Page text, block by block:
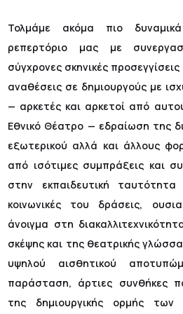
Τολμάμε ακόμα πιο
ρεπερτόριο μας με
σύγχρονες σκηνικές
αναθέσεις σε δημιουργούς με
— αρκετές και αρκετοί από
Εθνικό Θέατρο — εδραίωση της
εξωτερικού αλλά και άλλους
από ισότιμες συμπράξεις και
στην εκπαιδευτική
κοινωνικές του δράσεις,
άνοιγμα στη
σκέψης και της θεατρικής
υψηλού αισθητικού
παράσταση, άρτιες συνθήκες
της δημιουργικής ορμής των